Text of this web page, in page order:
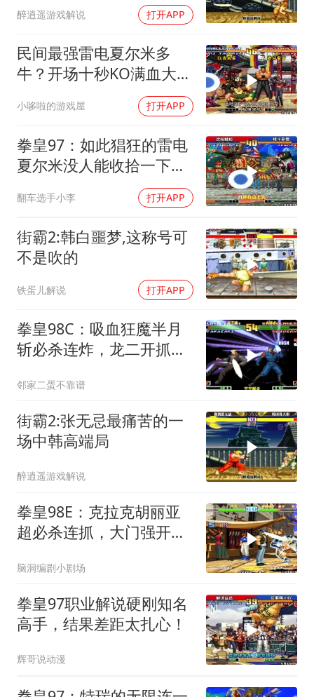
80后女柜员逆袭成4200亿银行副行长
女子利用漏洞0元薅走3000多件家电
奋进开新局 实干挑大梁
醉逍遥游戏解说 打开APP
民间最强雷电夏尔米多
牛？开场十秒KO满血大
小哆啦的游戏屋 打开APP
拳皇97：如此猖狂的雷电
夏尔米没人能收拾一下他
翻车选手小李 打开APP
街霸2:韩白噩梦,这称号可
不是吹的
铁蛋儿解说 打开APP
拳皇98C：吸血狂魔半月
斩必杀连炸，龙二开抓头
邻家二蛋不靠谱
街霸2:张无忌最痛苦的一
场中韩高端局
醉逍遥游戏解说
拳皇98E：克拉克胡丽亚
超必杀连抓，大门强开投
脑洞编剧小剧场
拳皇97职业解说硬刚知名
高手，结果差距太扎心！
辉哥说动漫